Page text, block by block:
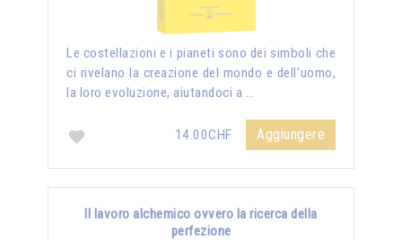
Le costellazioni e i pianeti sono dei simboli che
ci rivelano la creazione del mondo e dell’uomo,
la loro evoluzione, aiutandoci a …
14.00CHF Aggiungere
Il lavoro alchemico ovvero la ricerca della
perfezione